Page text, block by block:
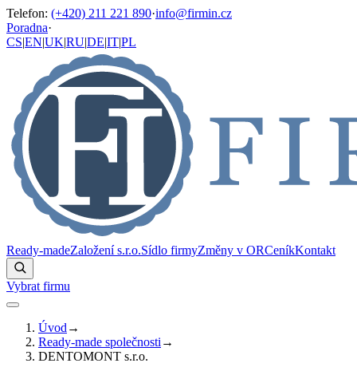
Telefon: (+420) 211 221 890·info@firmin.cz
Poradna·
CS|EN|UK|RU|DE|IT|PL
Ready-madeZaložení s.r.o.Sídlo firmyZměny v ORCeníkKontakt
Vybrat firmu
Úvod →
Ready-made společnosti →
DENTOMONT s.r.o.